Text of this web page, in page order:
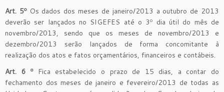
Art. 5º Os dados dos meses de janeiro/2013 a outubro de 2013
deverão ser lançados no SIGEFES até o 3º dia útil do mês de
novembro/2013, sendo que os meses de novembro/2013 e
dezembro/2013 serão lançados de forma concomitante à
realização dos atos e fatos orçamentários, financeiros e contábeis.
Art. 6 º Fica estabelecido o prazo de 15 dias, a contar do
fechamento dos meses de janeiro e fevereiro/2013 de todas as